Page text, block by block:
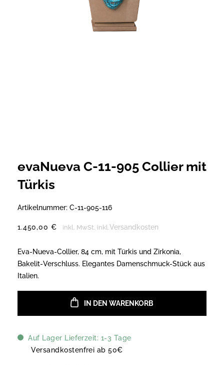
evaNueva C-11-905 Collier mit
Türkis
Artikelnummer: C-11-905-116
1.450,00 € inkl. MwSt. inkl.Versandkosten
Eva-Nueva-Collier, 84 cm, mit Türkis und Zirkonia,
Bakelit-Verschluss. Elegantes Damenschmuck-Stück aus
Italien.
IN DEN WARENKORB
Auf Lager Lieferzeit: 1-3 Tage
Versandkostenfrei ab 50€